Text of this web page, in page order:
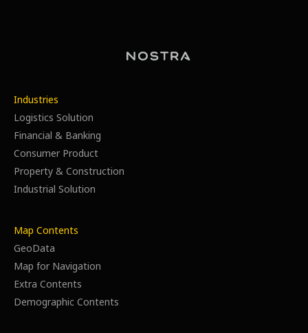
Industries
Logistics Solution
Financial & Banking
Consumer Product
Property & Construction
Industrial Solution
Map Contents
GeoData
Map for Navigation
Extra Contents
Demographic Contents